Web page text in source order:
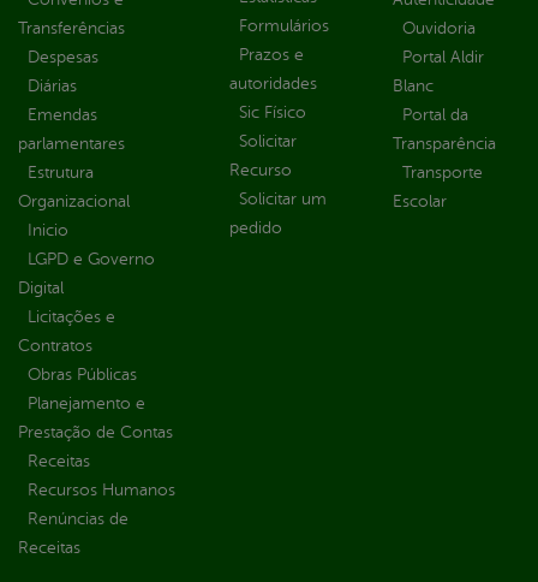
Transferências
Despesas
Diárias
Emendas
parlamentares
Estrutura
Organizacional
Inicio
LGPD e Governo
Digital
Licitações e
Contratos
Obras Públicas
Planejamento e
Prestação de Contas
Receitas
Recursos Humanos
Renúncias de
Receitas
Formulários
Prazos e
autoridades
Sic Físico
Solicitar
Recurso
Solicitar um
pedido
Ouvidoria
Portal Aldir
Blanc
Portal da
Transparência
Transporte
Escolar